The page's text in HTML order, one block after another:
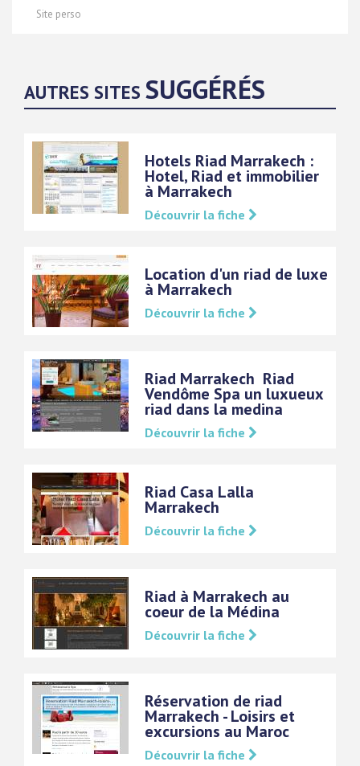
Site perso
AUTRES SITES SUGGÉRÉS
Hotels Riad Marrakech :
Hotel, Riad et immobilier
à Marrakech
Découvrir la fiche
Location d'un riad de luxe
à Marrakech
Découvrir la fiche
Riad Marrakech  Riad
Vendôme Spa un luxueux
riad dans la medina
Découvrir la fiche
Riad Casa Lalla
Marrakech
Découvrir la fiche
Riad à Marrakech au
coeur de la Médina
Découvrir la fiche
Réservation de riad
Marrakech - Loisirs et
excursions au Maroc
Découvrir la fiche